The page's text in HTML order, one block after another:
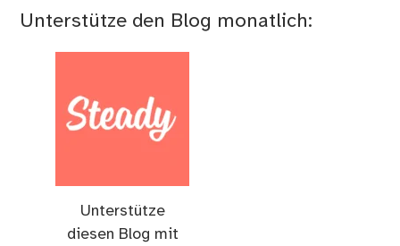
Unterstütze den Blog monatlich:
Unterstütze
diesen Blog mit